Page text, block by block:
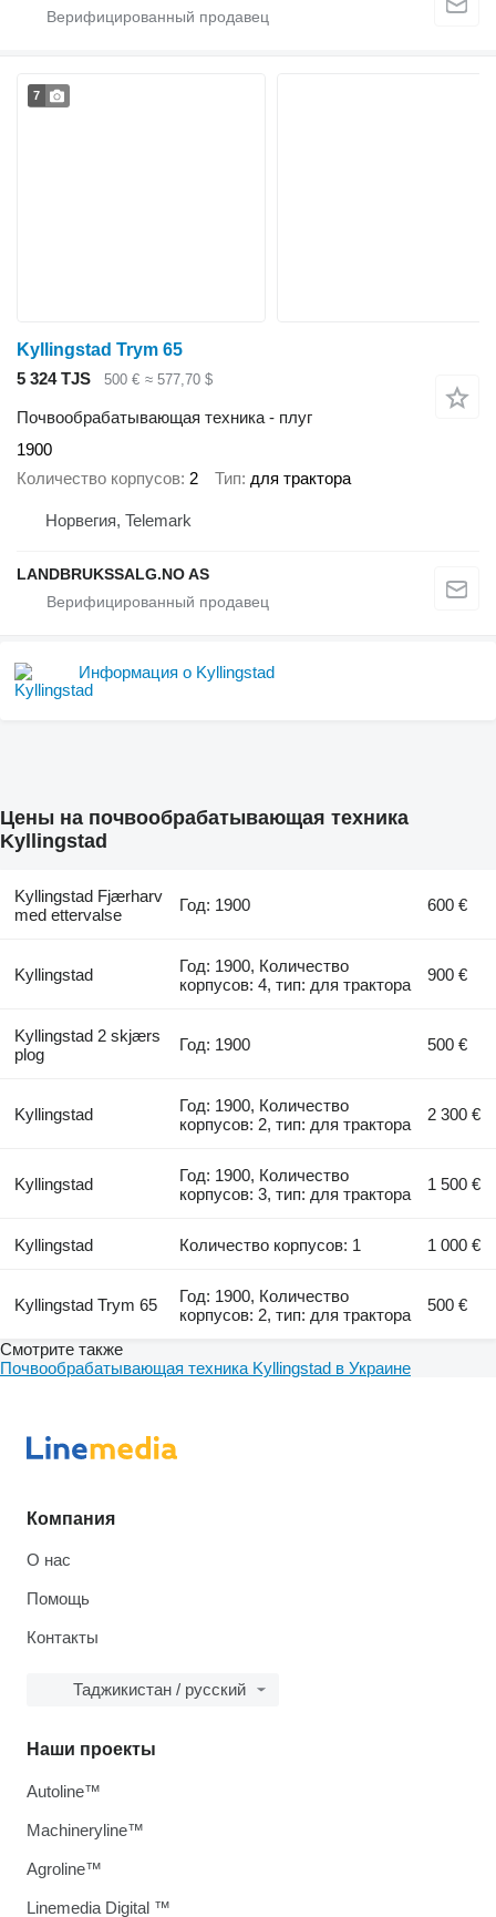
7
Kyllingstad Trym 65
5 324 TJS
500 € ≈ 577,70 $
Почвообрабатывающая техника - плуг
1900
Количество корпусов 2 Тип для трактора
Норвегия, Telemark
LANDBRUKSSALG.NO AS
Информация о Kyllingstad
Цены на почвообрабатывающая техника
Kyllingstad
Kyllingstad Fjærharv
med ettervalse
Год: 1900 600 €
Kyllingstad
Год: 1900, Количество
корпусов: 4, тип: для трактора
900 €
Kyllingstad 2 skjærs
plog
Год: 1900 500 €
Kyllingstad
Год: 1900, Количество
корпусов: 2, тип: для трактора
2 300 €
Kyllingstad
Год: 1900, Количество
корпусов: 3, тип: для трактора
1 500 €
Kyllingstad Количество корпусов: 1 1 000 €
Kyllingstad Trym 65
Год: 1900, Количество
корпусов: 2, тип: для трактора
500 €
Смотрите также
Почвообрабатывающая техника Kyllingstad в Украине
Компания
О нас
Помощь
Контакты
Таджикистан / русский
Наши проекты
Autoline™
Machineryline™
Agroline™
Linemedia Digital ™